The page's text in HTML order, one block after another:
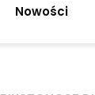
Nowości